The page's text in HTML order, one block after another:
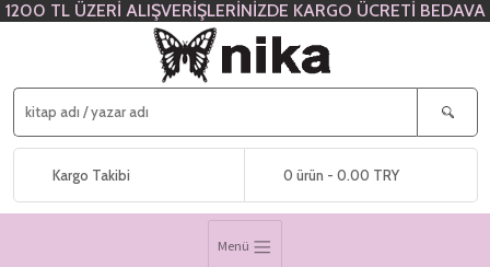
1200 TL ÜZERİ ALIŞVERİŞLERİNİZDE KARGO ÜCRETİ BEDAVA
Kargo Takibi 0 ürün - 0.00 TRY
Menü